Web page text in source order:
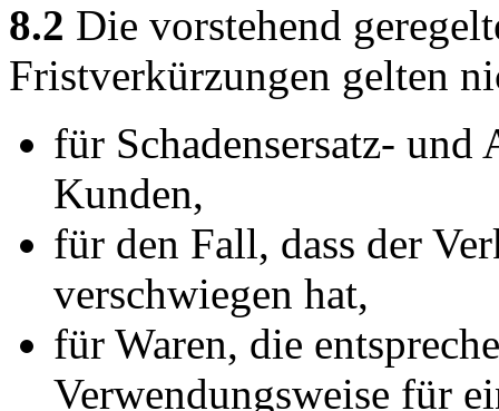
8.2 Die vorstehend
Fristverkürzungen gelten
für Schadensersatz- und
Kunden,
für den Fall, dass der
verschwiegen hat,
für Waren, die
Verwendungsweise für